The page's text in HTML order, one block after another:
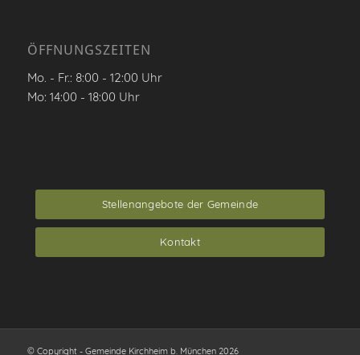
ÖFFNUNGSZEITEN
Mo. - Fr.: 8:00 - 12:00 Uhr
Mo: 14:00 - 18:00 Uhr
Stellenangebote der Gemeinde
Kontakt
© Copyright - Gemeinde Kirchheim b. München 2026